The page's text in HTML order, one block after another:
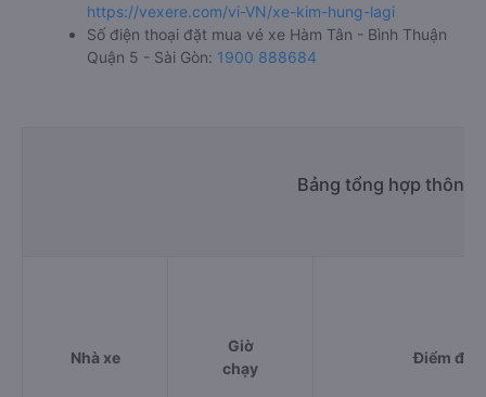
https://vexere.com/vi-VN/xe-kim-hung-lagi
Số điện thoại đặt mua vé xe Hàm Tân - Bình Thuận
Quận 5 - Sài Gòn: 1900 888684
Bảng tổng hợp thông
Nhà xe
Giờ
chạy
Điểm đi